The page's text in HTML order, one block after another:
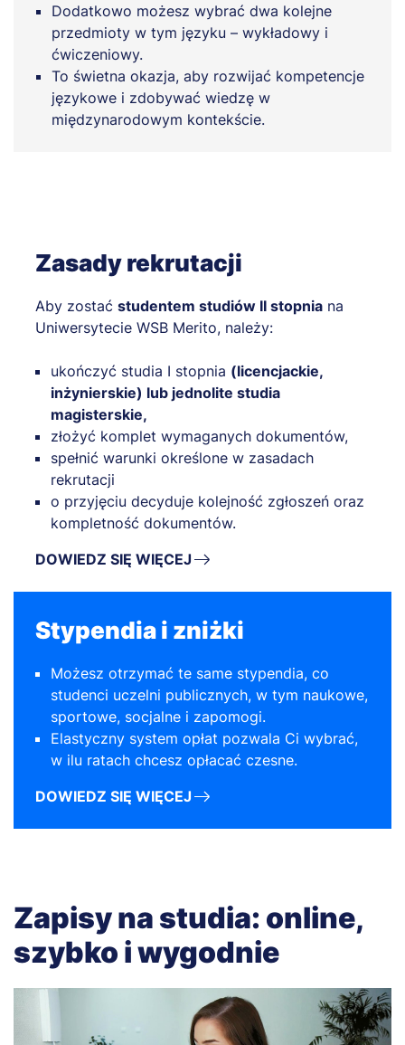
Dodatkowo możesz wybrać dwa kolejne
przedmioty w tym języku – wykładowy i
ćwiczeniowy.
To świetna okazja, aby rozwijać kompetencje
językowe i zdobywać wiedzę w
międzynarodowym kontekście.
Zasady rekrutacji
Aby zostać studentem studiów II stopnia na
Uniwersytecie WSB Merito, należy:
ukończyć studia I stopnia (licencjackie,
inżynierskie) lub jednolite studia
magisterskie,
złożyć komplet wymaganych dokumentów,
spełnić warunki określone w zasadach
rekrutacji
o przyjęciu decyduje kolejność zgłoszeń oraz
kompletność dokumentów.
DOWIEDZ SIĘ WIĘCEJ
Stypendia i zniżki
Możesz otrzymać te same stypendia, co
studenci uczelni publicznych, w tym naukowe,
sportowe, socjalne i zapomogi.
Elastyczny system opłat pozwala Ci wybrać,
w ilu ratach chcesz opłacać czesne.
DOWIEDZ SIĘ WIĘCEJ
Zapisy na studia: online,
szybko i wygodnie